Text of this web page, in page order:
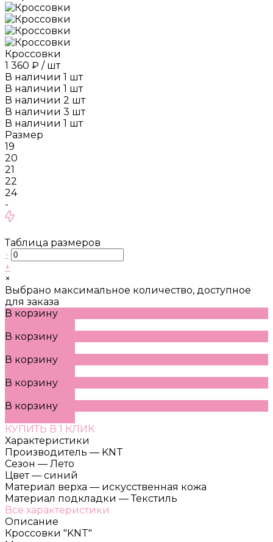
Кроссовки
1 360 ₽ / шт
В наличии 1 шт
В наличии 1 шт
В наличии 2 шт
В наличии 3 шт
В наличии 1 шт
Размер
19
20
21
22
24
-
Таблица размеров
-
+
×
Выбрано максимальное количество, доступное
для заказа
В корзину
В корзину
В корзину
В корзину
В корзину
КУПИТЬ В 1 КЛИК
Характеристики
Производитель — KNT
Сезон — Лето
Цвет — синий
Материал верха — искусственная кожа
Материал подкладки — Текстиль
Все характеристики
Описание
Кроссовки "KNT"